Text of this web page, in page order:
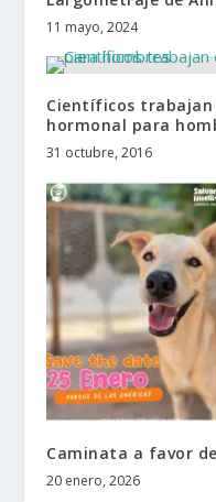
11 mayo, 2024
Científicos
hormonal para
31 octubre, 2016
Caminata a favor
20 enero, 2026